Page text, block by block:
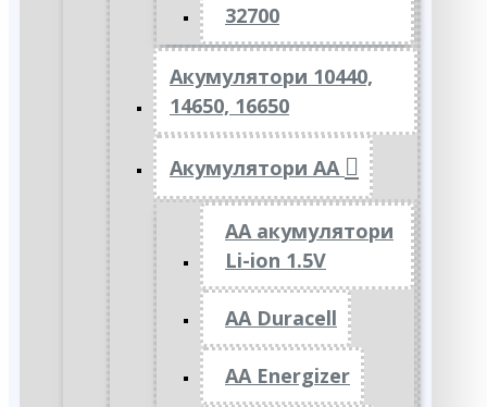
32700
Акумулятори 10440,
14650, 16650
Акумулятори АА
AA акумулятори
Li-ion 1.5V
AA Duracell
AA Energizer